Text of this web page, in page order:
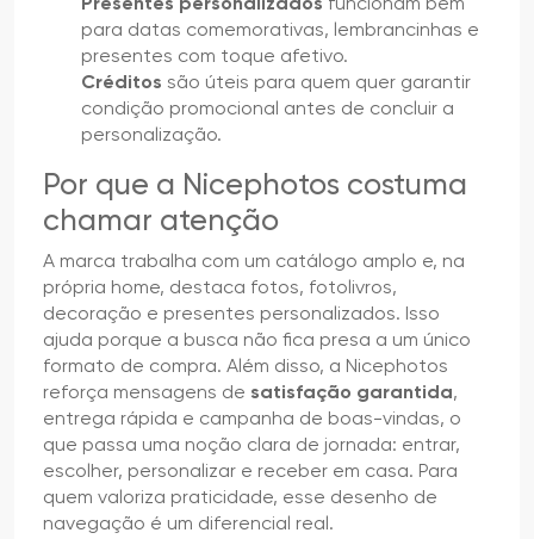
para datas comemorativas, lembrancinhas e
presentes com toque afetivo.
Créditos são úteis para quem quer garantir
condição promocional antes de concluir a
personalização.
Por que a Nicephotos costuma
chamar atenção
A marca trabalha com um catálogo amplo e, na
própria home, destaca fotos, fotolivros,
decoração e presentes personalizados. Isso
ajuda porque a busca não fica presa a um único
formato de compra. Além disso, a Nicephotos
reforça mensagens de satisfação garantida,
entrega rápida e campanha de boas-vindas, o
que passa uma noção clara de jornada: entrar,
escolher, personalizar e receber em casa. Para
quem valoriza praticidade, esse desenho de
navegação é um diferencial real.